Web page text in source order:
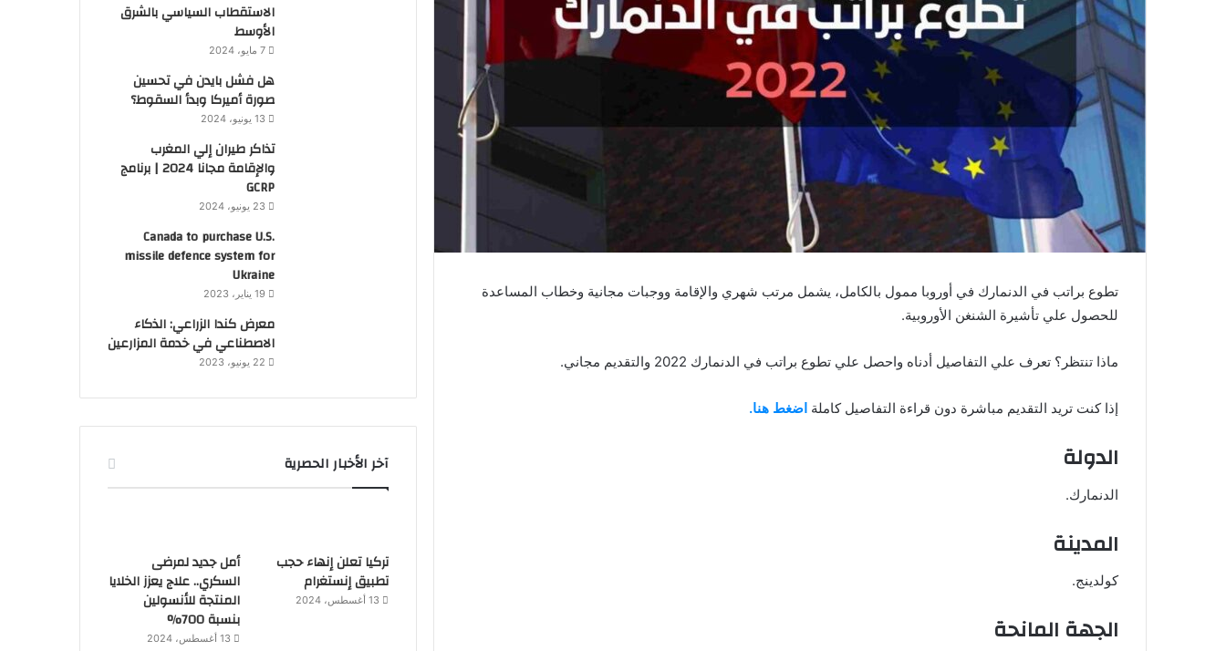
تطوع براتب في الدنمارك في أوروبا ممول بالكامل، يشمل مرتب شهري والإقامة ووجبات مجانية وخطاب المساعدة
للحصول علي تأشيرة الشنغن الأوروبية.
ماذا تنتظر؟ تعرف علي التفاصيل أدناه واحصل علي تطوع براتب في الدنمارك 2022 والتقديم مجاني.
إذا كنت تريد التقديم مباشرة دون قراءة التفاصيل كاملة اضغط هنا.
الدولة
الدنمارك.
المدينة
كولدينج.
الجهة المانحة
الاستقطاب السياسي بالشرق
الأوسط
7 مايو، 2024
هل فشل بايدن في تحسين
صورة أميركا وبدأ السقوط؟
13 يونيو، 2024
تذاكر طيران إلي المغرب
والإقامة مجانا 2024 | برنامج
GCRP
23 يونيو، 2024
Canada to purchase U.S.
missile defence system for
Ukraine
19 يناير، 2023
معرض كندا الزراعي: الذكاء
الاصطناعي في خدمة المزارعين
22 يونيو، 2023
آخر الأخبار الحصرية
تركيا تعلن إنهاء حجب
تطبيق إنستغرام
13 أغسطس، 2024
أمل جديد لمرضى
السكري.. علاج يعزز الخلايا
المنتجة للأنسولين
بنسبة 700%
13 أغسطس، 2024